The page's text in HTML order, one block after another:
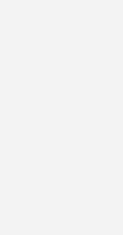
Skytron Energy wurde an den
verkauft. Die zentrale
wird es auch weiterhin geben.
hat den Berliner Anbieter
Überwachungssystemen für
übernommen. Zu den
die beteiligten Unternehmen, zu
der bisherige Eigentümer First
Geschäftsfeld
Skytron der Eintritt in ein ganz
ist der Investor offensichtlich noch
„Skytron Energys führende
Vorreiterrolle bei technischen
zu einer soliden Investition,
mit starkem Wachstumspotenzial